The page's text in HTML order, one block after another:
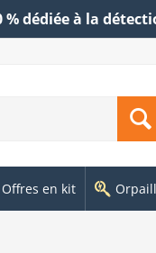
% dédiée à la
Offres en kit